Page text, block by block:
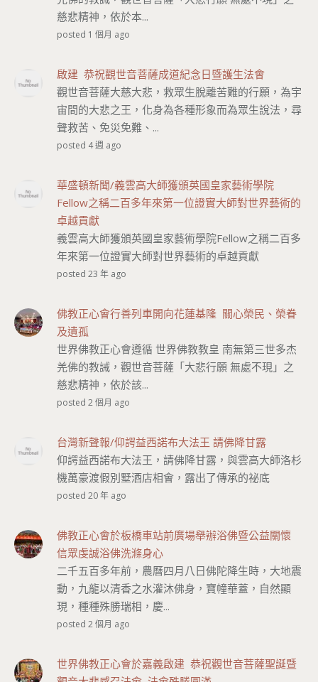
慈悲精神，依於本...
posted 1 個月 ago
啟建 恭祝觀世音菩薩成道紀念日暨護生法會
觀世音菩薩大慈大悲，救眾生脫離苦難的行願，為宇
宙間的大悲之王，化身為各種形象而為眾生說法，尋
聲救苦、免災免難、...
posted 4 週 ago
華盛頓新聞/義雲高大師獲頒英國皇家藝術學院
Fellow之稱二百多年來第一位證實大師對世界藝術的
卓越貢獻
義雲高大師獲頒英國皇家藝術學院Fellow之稱二百多
年來第一位證實大師對世界藝術的卓越貢獻
posted 23 年 ago
佛教正心會行善列車開向花蓮基隆 關心榮民、榮眷
及遺孤
世界佛教正心會遵循 世界佛教教皇 南無第三世多杰
羌佛的教誡，觀世音菩薩「大悲行願 無處不現」之
慈悲精神，依於該...
posted 2 個月 ago
台灣新聲報/仰諤益西諾布大法王 請佛降甘露
仰諤益西諾布大法王，請佛降甘露，與雲高大師洛杉
機萬豪渡假別墅酒店相會，露出了傳承的祕底
posted 20 年 ago
佛教正心會於板橋車站前廣場舉辦浴佛暨公益關懷
信眾虔誠浴佛洗滌身心
二千五百多年前，農曆四月八日佛陀降生時，大地震
動，九龍以清香之水灌沐佛身，寶幢華蓋，自然顯
現，種種殊勝瑞相，慶...
posted 2 個月 ago
世界佛教正心會於嘉義啟建 恭祝觀世音菩薩聖誕暨